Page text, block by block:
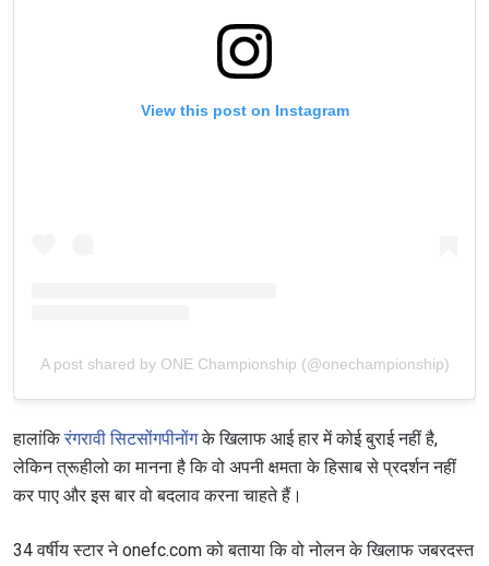
View this post on Instagram
A post shared by ONE Championship (@onechampionship)
हालांकिरंगरावी सिटसोंगपीनोंगके खिलाफ आई हार में कोई बुराई नहीं है,
लेकिन त्रूहीलो का मानना है कि वो अपनी क्षमता के हिसाब से प्रदर्शन नहीं
कर पाए और इस बार वो बदलाव करना चाहते हैं।
34 वर्षीय स्टार ने onefc.com को बताया कि वो नोलन के खिलाफ जबरदस्त